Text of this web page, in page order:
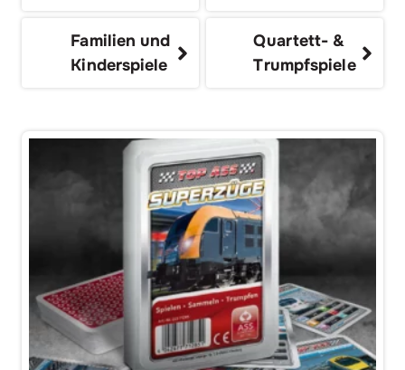
Familien und
Kinderspiele
Quartett- &
Trumpfspiele